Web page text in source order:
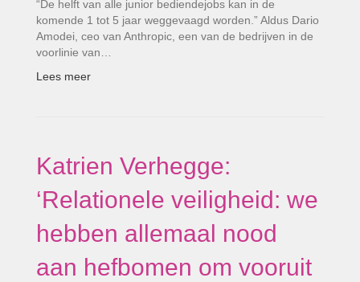
“De helft van alle junior bediendejobs kan in de
komende 1 tot 5 jaar weggevaagd worden.” Aldus Dario
Amodei, ceo van Anthropic, een van de bedrijven in de
voorlinie van…
Lees meer
Katrien Verhegge:
‘Relationele veiligheid: we
hebben allemaal nood
aan hefbomen om vooruit